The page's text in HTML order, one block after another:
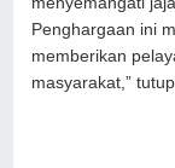
Penghargaan ini
memberikan
masyarakat,”